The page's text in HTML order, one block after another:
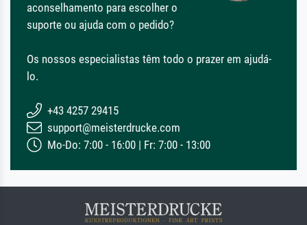
aconselhamento para escolher o
suporte ou ajuda com o pedido?
Os nossos especialistas têm todo o prazer em ajudá-
lo.
+43 4257 29415
support@meisterdrucke.com
Mo-Do: 7:00 - 16:00 | Fr: 7:00 - 13:00